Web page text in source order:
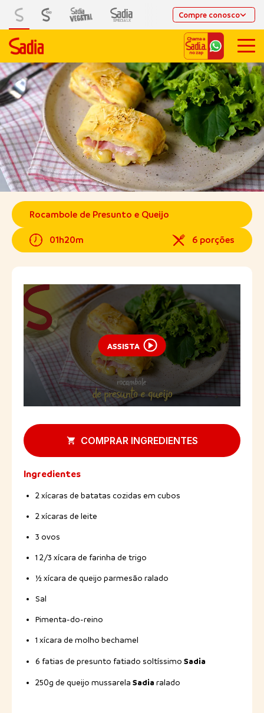
Compre conosco
Rocambole de Presunto e Queijo
01h20m 6 porções
ASSISTA
COMPRAR INGREDIENTES
Ingredientes
2 xícaras de batatas cozidas em cubos
2 xícaras de leite
3 ovos
1 2/3 xícara de farinha de trigo
½ xícara de queijo parmesão ralado
Sal
Pimenta-do-reino
1 xícara de molho bechamel
6 fatias de presunto fatiado soltíssimo Sadia
250g de queijo mussarela Sadia ralado